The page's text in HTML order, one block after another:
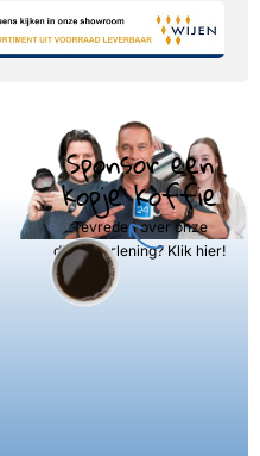
Sponsor een
kopje koffie
Tevreden over onze
dienstverlening? Klik hier!